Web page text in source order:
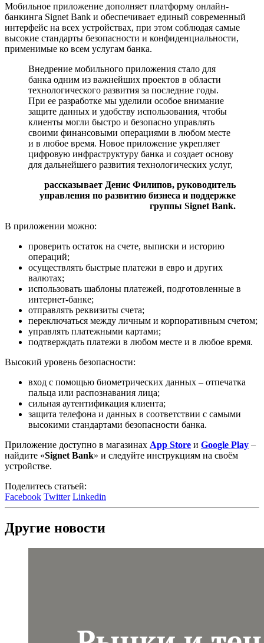
Мобильное приложение дополняет платформу онлайн-
банкинга Signet Bank и обеспечивает единый современный
интерфейс на всех устройствах, при этом соблюдая самые
высокие стандарты безопасности и конфиденциальности,
применимые ко всем услугам банка.
Внедрение мобильного приложения стало для
банка одним из важнейших проектов в области
технологического развития за последние годы.
При ее разработке мы уделили особое внимание
защите данных и удобству использования, чтобы
клиенты могли быстро и безопасно управлять
своими финансовыми операциями в любом месте
и в любое время. Новое приложение укрепляет
цифровую инфраструктуру банка и создает основу
для дальнейшего развития технологических услуг,
рассказывает Денис Филипов, руководитель
управления по развитию бизнеса и поддержке
группы Signet Bank.
В приложении можно:
проверить остаток на счете, выписки и историю
операций;
осуществлять быстрые платежи в евро и других
валютах;
использовать шаблоны платежей, подготовленные в
интернет-банке;
отправлять реквизиты счета;
переключаться между личным и корпоративным счетом;
управлять платежными картами;
подтверждать платежи в любом месте и в любое время.
Высокий уровень безопасности:
вход с помощью биометрических данных – отпечатка
пальца или распознавания лица;
сильная аутентификация клиента;
защита телефона и данных в соответствии с самыми
высокими стандартами безопасности банка.
Приложение доступно в магазинах App Store и Google Play –
найдите «Signet Bank» и следуйте инструкциям на своём
устройстве.
Поделитесь статьей:
Facebook Twitter Linkedin
Другие новости